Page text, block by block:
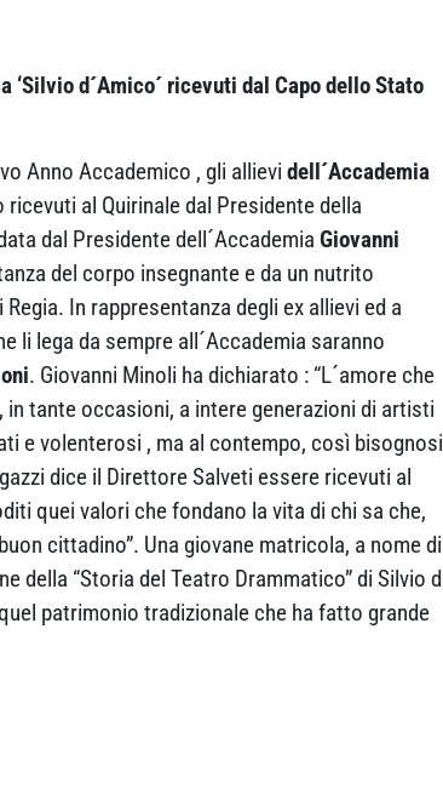
d´Amico´ ricevuti dal Capo dello Stato
Anno Accademico , gli allievi dell´Accademia
ricevuti al Quirinale dal Presidente della
dal Presidente dell´Accademia Giovanni
del corpo insegnante e da un nutrito
In rappresentanza degli ex allievi ed a
li lega da sempre all´Accademia saranno
. Giovanni Minoli ha dichiarato : “L´amore che
tante occasioni, a intere generazioni di artisti
e volenterosi , ma al contempo, così bisognosi
dice il Direttore Salveti essere ricevuti al
quei valori che fondano la vita di chi sa che,
cittadino”. Una giovane matricola, a nome di
della “Storia del Teatro Drammatico” di Silvio d
patrimonio tradizionale che ha fatto grande